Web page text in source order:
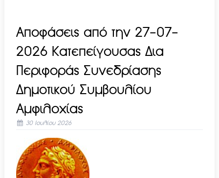
Αποφάσεις από την 27-07-
2026 Κατεπείγουσας Δια
Περιφοράς Συνεδρίασης
Δημοτικού Συμβουλίου
Αμφιλοχίας
30 Ιουλίου 2026